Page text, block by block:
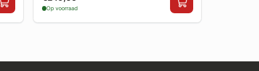
Op voorraad